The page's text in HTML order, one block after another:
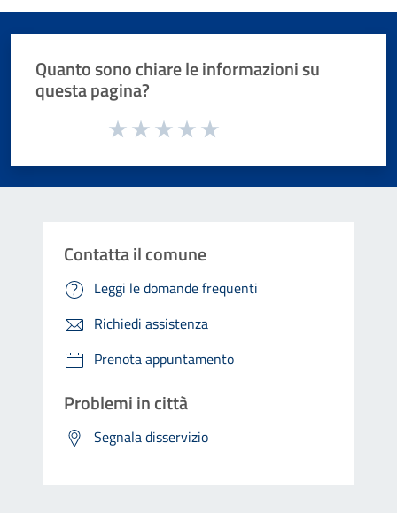
Quanto sono chiare le informazioni su
questa pagina?
Valuta da 1 a 5 stelle la pagina
Contatta il comune
Leggi le domande frequenti
Richiedi assistenza
Prenota appuntamento
Problemi in città
Segnala disservizio